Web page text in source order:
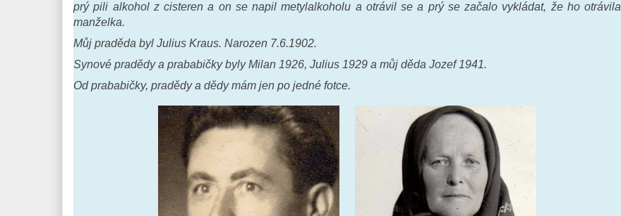
prý pili alkohol z cisteren a on se napil metylalkoholu a otrávil se a prý se začalo vykládat, že ho otrávila
manželka.
Můj praděda byl Julius Kraus. Narozen 7.6.1902.
Synové pradědy a prababičky byly Milan 1926, Julius 1929 a můj děda Jozef 1941.
Od prababičky, pradědy a dědy mám jen po jedné fotce.